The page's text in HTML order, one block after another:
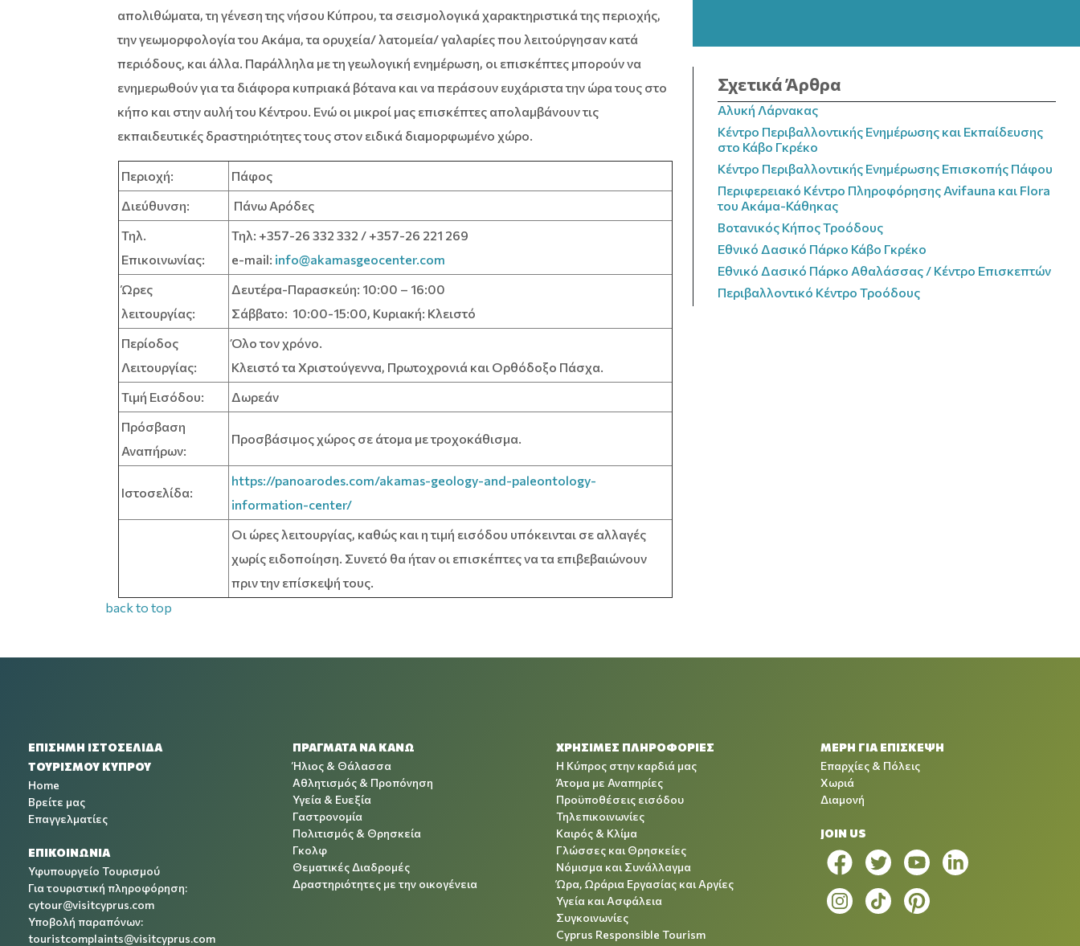
απολιθώματα, τη γένεση της νήσου Κύπρου, τα σεισμολογικά χαρακτηριστικά της περιοχής,
την γεωμορφολογία του Ακάμα, τα ορυχεία/ λατομεία/ γαλαρίες που λειτούργησαν κατά
περιόδους, και άλλα. Παράλληλα με τη γεωλογική ενημέρωση, οι επισκέπτες μπορούν να
ενημερωθούν για τα διάφορα κυπριακά βότανα και να περάσουν ευχάριστα την ώρα τους στο
κήπο και στην αυλή του Κέντρου. Ενώ οι μικροί μας επισκέπτες απολαμβάνουν τις
εκπαιδευτικές δραστηριότητες τους στον ειδικά διαμορφωμένο χώρο.
Περιοχή:
Πάφος
Διεύθυνση:
Πάνω Αρόδες
Τηλ.
Επικοινωνίας:
Τηλ: +357-26 332 332 / +357-26 221 269
e-mail: info@akamasgeocenter.com
Ώρες
λειτουργίας:
Δευτέρα-Παρασκεύη: 10:00 – 16:00
Σάββατο: 10:00-15:00, Κυριακή: Κλειστό
Περίοδος
Λειτουργίας:
Όλο τον χρόνο.
Κλειστό τα Χριστούγεννα, Πρωτοχρονιά και Ορθόδοξο Πάσχα.
Τιμή Εισόδου:
Δωρεάν
Πρόσβαση
Αναπήρων:
Προσβάσιμος χώρος σε άτομα με τροχοκάθισμα.
Ιστοσελίδα:
https://panoarodes.com/akamas-geology-and-paleontology-
information-center/
Οι ώρες λειτουργίας, καθώς και η τιμή εισόδου υπόκεινται σε αλλαγές
χωρίς ειδοποίηση. Συνετό θα ήταν οι επισκέπτες να τα επιβεβαιώνουν
πριν την επίσκεψή τους.
back to top
Σχετικά Άρθρα
Αλυκή Λάρνακας
Κέντρο Περιβαλλοντικής Ενημέρωσης και Εκπαίδευσης
στο Κάβο Γκρέκο
Κέντρο Περιβαλλοντικής Ενημέρωσης Επισκοπής Πάφου
Περιφερειακό Κέντρο Πληροφόρησης Avifauna και Flora
του Ακάμα-Κάθηκας
Βοτανικός Κήπος Τροόδους
Εθνικό Δασικό Πάρκο Κάβο Γκρέκο
Εθνικό Δασικό Πάρκο Αθαλάσσας / Κέντρο Επισκεπτών
Περιβαλλοντικό Κέντρο Τροόδους
ΕΠΙΣΗΜΗ ΙΣΤΟΣΕΛΙΔΑ
ΤΟΥΡΙΣΜΟΥ ΚΥΠΡΟΥ
Home
Βρείτε μας
Επαγγελματίες
ΕΠΙΚΟΙΝΩΝΙΑ
Υφυπουργείο Τουρισμού
Για τουριστική πληροφόρηση:
cytour@visitcyprus.com
Υποβολή παραπόνων:
touristcomplaints@visitcyprus.com
ΠΡΑΓΜΑΤΑ ΝΑ ΚΑΝΩ
Ήλιος & Θάλασσα
Αθλητισμός & Προπόνηση
Υγεία & Ευεξία
Γαστρονομία
Πολιτισμός & Θρησκεία
Γκολφ
Θεματικές Διαδρομές
Δραστηριότητες με την οικογένεια
ΧΡΉΣΙΜΕΣ ΠΛΗΡΟΦΟΡΊΕΣ
Η Κύπρος στην καρδιά μας
Άτομα με Αναπηρίες
Προϋποθέσεις εισόδου
Τηλεπικοινωνίες
Καιρός & Κλίμα
Γλώσσες και Θρησκείες
Νόμισμα και Συνάλλαγμα
Ώρα, Ωράρια Εργασίας και Αργίες
Υγεία και Ασφάλεια
Συγκοινωνίες
Cyprus Responsible Tourism
ΜΕΡΗ ΓΙΑ ΕΠΙΣΚΕΨΗ
Επαρχίες & Πόλεις
Χωριά
Διαμονή
JOIN US